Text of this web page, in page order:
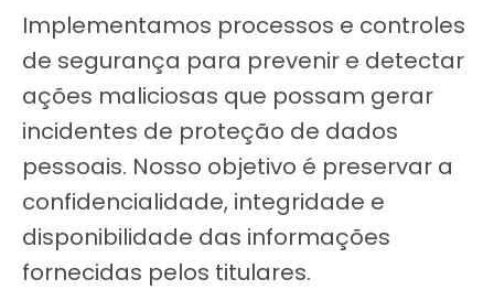
Implementamos processos e controles
de segurança para prevenir e detectar
ações maliciosas que possam gerar
incidentes de proteção de dados
pessoais. Nosso objetivo é preservar a
confidencialidade, integridade e
disponibilidade das informações
fornecidas pelos titulares.